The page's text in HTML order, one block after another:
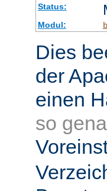
Status:
Modul:
Dies
der
einen
so